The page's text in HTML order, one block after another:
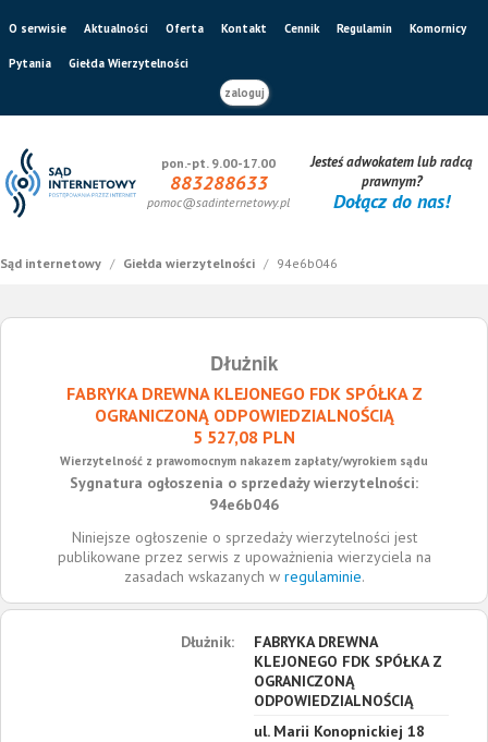
O serwisie Aktualności Oferta Kontakt Cennik Regulamin Komornicy
Pytania
Giełda Wierzytelności
zaloguj
pon.-pt. 9.00-17.00
883288633
pomoc@sadinternetowy.pl
Jesteś adwokatem lub radcą
prawnym?
Dołącz do nas!
Sąd internetowy / Giełda wierzytelności / 94e6b046
Dłużnik
FABRYKA DREWNA KLEJONEGO FDK SPÓŁKA Z
OGRANICZONĄ ODPOWIEDZIALNOŚCIĄ
5 527,08 PLN
Wierzytelność z prawomocnym nakazem zapłaty/wyrokiem sądu
Sygnatura ogłoszenia o sprzedaży wierzytelności:
94e6b046
Niniejsze ogłoszenie o sprzedaży wierzytelności jest
publikowane przez serwis z upoważnienia wierzyciela na
zasadach wskazanych w regulaminie.
Dłużnik:
FABRYKA DREWNA
KLEJONEGO FDK SPÓŁKA Z
OGRANICZONĄ
ODPOWIEDZIALNOŚCIĄ
ul. Marii Konopnickiej 18